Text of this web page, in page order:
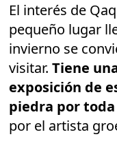
El interés de
pequeño lugar
invierno se
visitar.Tiene
exposición de
piedra por
por el artista